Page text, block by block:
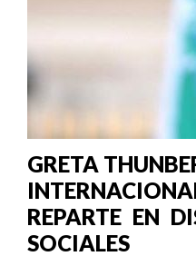
GRETA
REPARTE EN
SOCIALES